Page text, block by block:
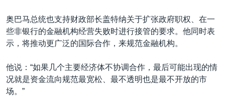
奥巴马总统也支持财政部长盖特纳关于扩张政府职权、在一
些非银行的金融机构经营失败时进行接管的要求。他同时表
示，将推动更广泛的国际合作，来规范金融机构。
他说：“如果几个主要经济体不协调合作，最后可能出现的情
况就是资金流向规范最宽松、最不透明也是最不开放的市
场。”